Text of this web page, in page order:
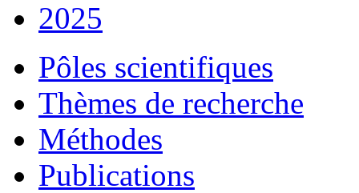
2025
Pôles scientifiques
Thèmes de recherche
Méthodes
Publications